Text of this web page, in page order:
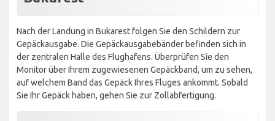
Nach der Landung in Bukarest folgen Sie den Schildern zur
Gepäckausgabe. Die Gepäckausgabebänder befinden sich in
der zentralen Halle des Flughafens. Überprüfen Sie den
Monitor über Ihrem zugewiesenen Gepäckband, um zu sehen,
auf welchem Band das Gepäck Ihres Fluges ankommt. Sobald
Sie Ihr Gepäck haben, gehen Sie zur Zollabfertigung.